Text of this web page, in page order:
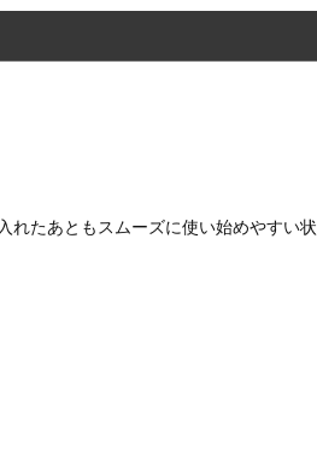
れたあともスムーズに使い始めやすい